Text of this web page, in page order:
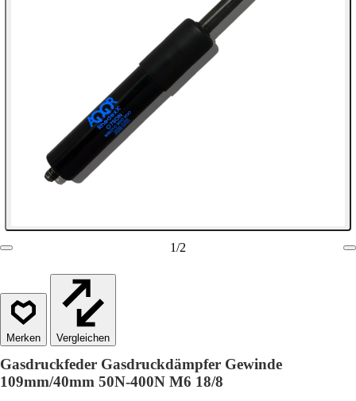
1/2
Vergleichen
Gasdruckfeder Gasdruckdämpfer Gewinde
109mm/40mm 50N-400N M6 18/8